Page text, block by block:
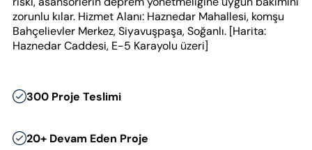
zorunlu kılar. Hizmet Alanı: Haznedar Mahallesi, komşu
Bahçelievler Merkez, Siyavuşpaşa, Soğanlı. [Harita:
Haznedar Caddesi, E-5 Karayolu üzeri]
300 Proje Teslimi
20+ Devam Eden Proje